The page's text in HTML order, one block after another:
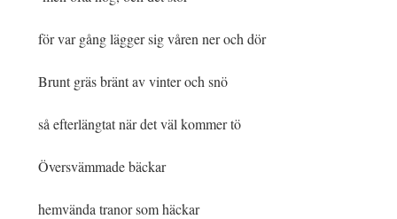
för var gång lägger sig våren ner och dör
Brunt gräs bränt av vinter och snö
så efterlängtat när det väl kommer tö
Översvämmade bäckar
hemvända tranor som häckar